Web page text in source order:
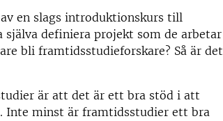
en slags introduktionskurs till
definiera projekt som de arbetar
bli framtidsstudieforskare? Så är det
är att det är ett bra stöd i att
minst är framtidsstudier ett bra